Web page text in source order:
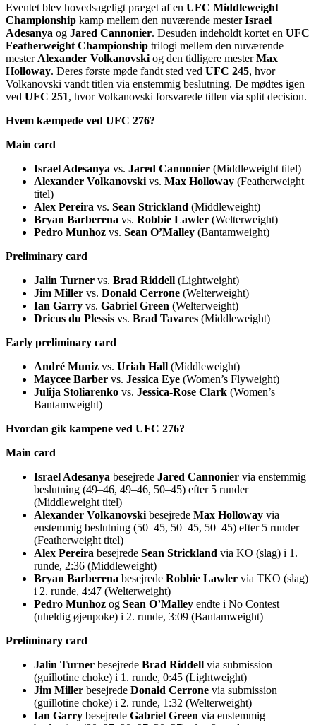
Eventet blev hovedsageligt præget af en UFC Middleweight
Championship kamp mellem den nuværende mesterIsrael
Adesanya og Jared Cannonier. Desuden indeholdt kortet en UFC
Featherweight Championship trilogi mellem den nuværende
mester Alexander Volkanovski og den tidligere mesterMax
Holloway. Deres første møde fandt sted ved UFC 245, hvor
Volkanovski vandt titlen via enstemmig beslutning. De mødtes igen
ved UFC 251, hvor Volkanovski forsvarede titlen via split decision.
Hvem kæmpede ved UFC 276?
Main card
Israel Adesanya vs. Jared Cannonier (Middleweight titel)
Alexander Volkanovski vs. Max Holloway (Featherweight
titel)
Alex Pereira vs. Sean Strickland (Middleweight)
Bryan Barberena vs. Robbie Lawler (Welterweight)
Pedro Munhoz vs. Sean O’Malley (Bantamweight)
Preliminary card
Jalin Turner vs. Brad Riddell (Lightweight)
Jim Miller vs. Donald Cerrone (Welterweight)
Ian Garry vs. Gabriel Green (Welterweight)
Dricus du Plessis vs. Brad Tavares (Middleweight)
Early preliminary card
André Muniz vs. Uriah Hall (Middleweight)
Maycee Barber vs. Jessica Eye (Women’s Flyweight)
Julija Stoliarenko vs. Jessica-Rose Clark (Women’s
Bantamweight)
Hvordan gik kampene ved UFC 276?
Main card
Israel Adesanya besejrede Jared Cannonier via enstemmig
beslutning (49–46, 49–46, 50–45) efter 5 runder
(Middleweight titel)
Alexander Volkanovski besejrede Max Holloway via
enstemmig beslutning (50–45, 50–45, 50–45) efter 5 runder
(Featherweight titel)
Alex Pereira besejrede Sean Strickland via KO (slag) i 1.
runde, 2:36 (Middleweight)
Bryan Barberena besejrede Robbie Lawler via TKO (slag)
i 2. runde, 4:47 (Welterweight)
Pedro Munhoz og Sean O’Malley endte i No Contest
(uheldig øjenpoke) i 2. runde, 3:09 (Bantamweight)
Preliminary card
Jalin Turner besejrede Brad Riddell via submission
(guillotine choke) i 1. runde, 0:45 (Lightweight)
Jim Miller besejrede Donald Cerrone via submission
(guillotine choke) i 2. runde, 1:32 (Welterweight)
Ian Garry besejrede Gabriel Green via enstemmig